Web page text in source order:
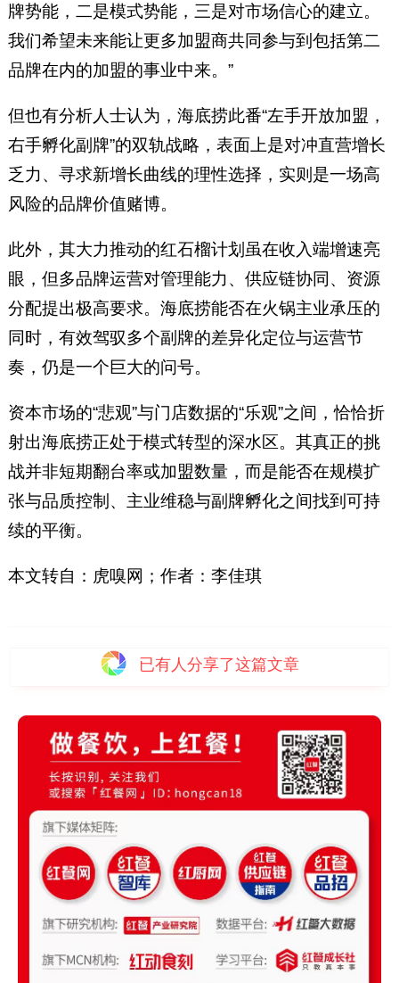
牌势能，二是模式势能，三是对市场信心的建立。
我们希望未来能让更多加盟商共同参与到包括第二
品牌在内的加盟的事业中来。”
但也有分析人士认为，海底捞此番“左手开放加盟，
右手孵化副牌”的双轨战略，表面上是对冲直营增长
乏力、寻求新增长曲线的理性选择，实则是一场高
风险的品牌价值赌博。
此外，其大力推动的红石榴计划虽在收入端增速亮
眼，但多品牌运营对管理能力、供应链协同、资源
分配提出极高要求。海底捞能否在火锅主业承压的
同时，有效驾驭多个副牌的差异化定位与运营节
奏，仍是一个巨大的问号。
资本市场的“悲观”与门店数据的“乐观”之间，恰恰折
射出海底捞正处于模式转型的深水区。其真正的挑
战并非短期翻台率或加盟数量，而是能否在规模扩
张与品质控制、主业维稳与副牌孵化之间找到可持
续的平衡。
本文转自：虎嗅网；作者：李佳琪
已有人分享了这篇文章